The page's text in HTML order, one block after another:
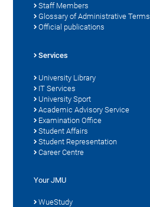
Staff Members
Glossary of Administrative Terms
Official publications
Services
University Library
IT Services
University Sport
Academic Advisory Service
Examination Office
Student Affairs
Student Representation
Career Centre
Your JMU
WueStudy